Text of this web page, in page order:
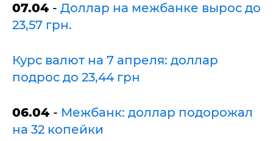
07.04 - Доллар на межбанке вырос до
23,57 грн.
Курс валют на 7 апреля: доллар
подрос до 23,44 грн
06.04 - Межбанк: доллар подорожал
на 32 копейки